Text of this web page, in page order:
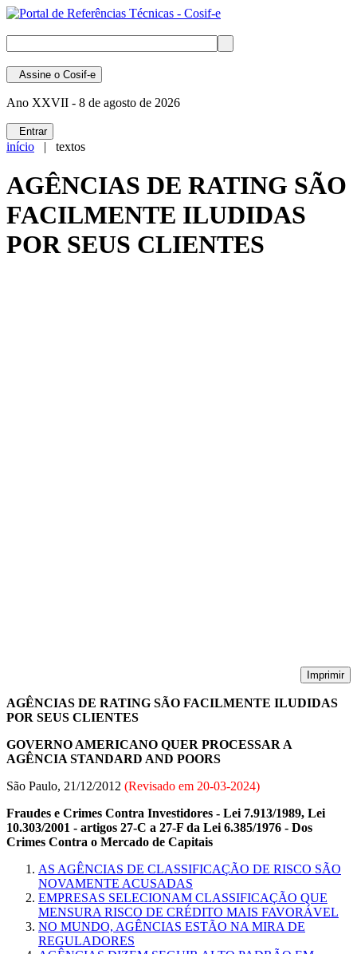
Assine o Cosif-e
Ano XXVII - 8 de agosto de 2026
Entrar
início | textos
AGÊNCIAS DE RATING SÃO
FACILMENTE ILUDIDAS
POR SEUS CLIENTES
Imprimir
AGÊNCIAS DE RATING SÃO FACILMENTE ILUDIDAS
POR SEUS CLIENTES
GOVERNO AMERICANO QUER PROCESSAR A
AGÊNCIA STANDARD AND POORS
São Paulo, 21/12/2012 (Revisado em 20-03-2024)
Fraudes e Crimes Contra Investidores - Lei 7.913/1989, Lei
10.303/2001 - artigos 27-C a 27-F da Lei 6.385/1976 - Dos
Crimes Contra o Mercado de Capitais
AS AGÊNCIAS DE CLASSIFICAÇÃO DE RISCO SÃO
NOVAMENTE ACUSADAS
EMPRESAS SELECIONAM CLASSIFICAÇÃO QUE
MENSURA RISCO DE CRÉDITO MAIS FAVORÁVEL
NO MUNDO, AGÊNCIAS ESTÃO NA MIRA DE
REGULADORES